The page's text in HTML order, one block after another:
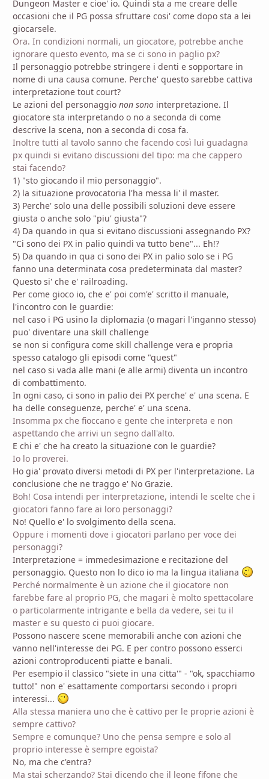
Dungeon Master e cioe' io. Quindi sta a me creare delle
occasioni che il PG possa sfruttare cosi' come dopo sta a lei
giocarsele.
Ora. In condizioni normali, un giocatore, potrebbe anche
ignorare questo evento, ma se ci sono in paglio px?
Il personaggio potrebbe stringere i denti e sopportare in
nome di una causa comune. Perche' questo sarebbe cattiva
interpretazione tout court?
Le azioni del personaggio non sono interpretazione. Il
giocatore sta interpretando o no a seconda di come
descrive la scena, non a seconda di cosa fa.
Inoltre tutti al tavolo sanno che facendo così lui guadagna
px quindi si evitano discussioni del tipo: ma che cappero
stai facendo?
1) "sto giocando il mio personaggio".
2) la situazione provocatoria l'ha messa li' il master.
3) Perche' solo una delle possibili soluzioni deve essere
giusta o anche solo "piu' giusta"?
4) Da quando in qua si evitano discussioni assegnando PX?
"Ci sono dei PX in palio quindi va tutto bene"... Eh!?
5) Da quando in qua ci sono dei PX in palio solo se i PG
fanno una determinata cosa predeterminata dal master?
Questo si' che e' railroading.
Per come gioco io, che e' poi com'e' scritto il manuale,
l'incontro con le guardie:
nel caso i PG usino la diplomazia (o magari l'inganno stesso)
puo' diventare una skill challenge
se non si configura come skill challenge vera e propria
spesso catalogo gli episodi come "quest"
nel caso si vada alle mani (e alle armi) diventa un incontro
di combattimento.
In ogni caso, ci sono in palio dei PX perche' e' una scena. E
ha delle conseguenze, perche' e' una scena.
Insomma px che fioccano e gente che interpreta e non
aspettando che arrivi un segno dall'alto.
E chi e' che ha creato la situazione con le guardie?
Io lo proverei.
Ho gia' provato diversi metodi di PX per l'interpretazione. La
conclusione che ne traggo e' No Grazie.
Boh! Cosa intendi per interpretazione, intendi le scelte che i
giocatori fanno fare ai loro personaggi?
No! Quello e' lo svolgimento della scena.
Oppure i momenti dove i giocatori parlano per voce dei
personaggi?
Interpretazione = immedesimazione e recitazione del
personaggio. Questo non lo dico io ma la lingua italiana
Perché normalmente è un azione che il giocatore non
farebbe fare al proprio PG, che magari è molto spettacolare
o particolarmente intrigante e bella da vedere, sei tu il
master e su questo ci puoi giocare.
Possono nascere scene memorabili anche con azioni che
vanno nell'interesse dei PG. E per contro possono esserci
azioni controproducenti piatte e banali.
Per esempio il classico "siete in una citta'" - "ok, spacchiamo
tutto!" non e' esattamente comportarsi secondo i propri
interessi...
Alla stessa maniera uno che è cattivo per le proprie azioni è
sempre cattivo?
Sempre e comunque? Uno che pensa sempre e solo al
proprio interesse è sempre egoista?
No, ma che c'entra?
Ma stai scherzando? Stai dicendo che il leone fifone che